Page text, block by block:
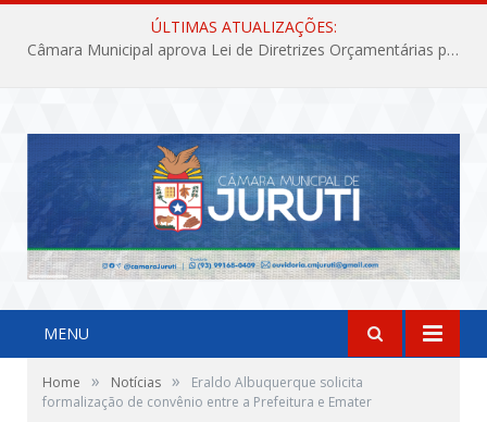
ÚLTIMAS ATUALIZAÇÕES:
Câmara Municipal aprova Lei de Diretrizes Orçamentárias para o exercício financeiro de 2027
MENU
Home » Notícias »
Eraldo Albuquerque solicita
formalização de convênio entre a Prefeitura e Emater